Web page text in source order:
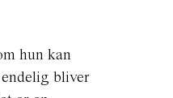
hun kan
bliver